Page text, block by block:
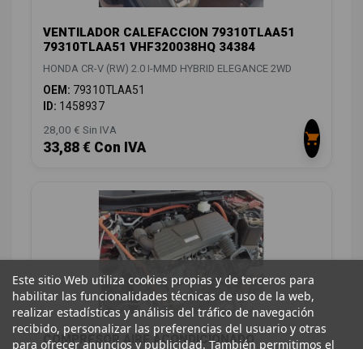
VENTILADOR CALEFACCION 79310TLAA51
79310TLAA51 VHF320038HQ 34384
HONDA CR-V (RW) 2.0 I-MMD HYBRID ELEGANCE 2WD
OEM: 79310TLAA51
ID: 1458937
28,00 € Sin IVA
33,88 € Con IVA
COMPRESOR AIRE ACONDICIONADO
Este sitio Web utiliza cookies propias y de terceros para
habilitar las funcionalidades técnicas de uso de la web,
realizar estadísticas y análisis del tráfico de navegación
recibido, personalizar las preferencias del usuario y otras
para ofrecer anuncios y publicidad. También permitimos el